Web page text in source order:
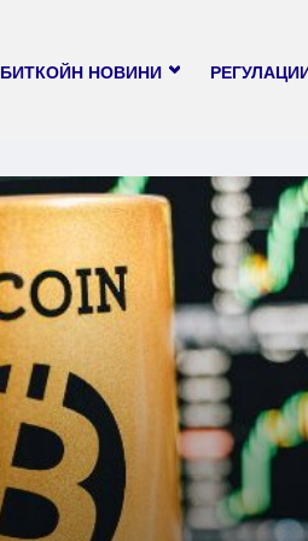
БИТКОЙН НОВИНИ